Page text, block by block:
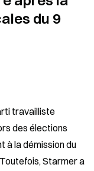
du 9
travailliste
des élections
à la démission du
Starmer a